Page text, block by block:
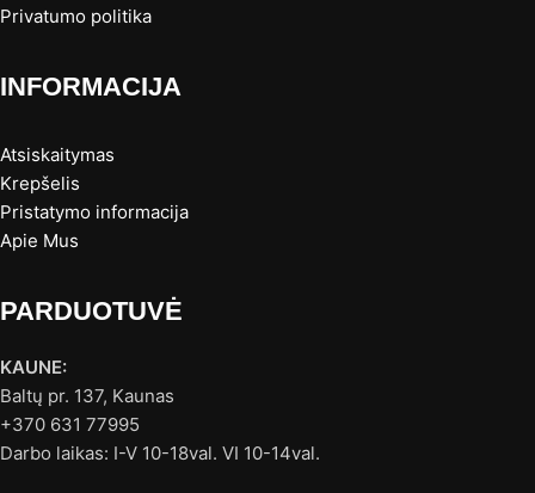
Privatumo politika
INFORMACIJA
Atsiskaitymas
Krepšelis
Pristatymo informacija
Apie Mus
PARDUOTUVĖ
KAUNE:
Baltų pr. 137, Kaunas
+370 631 77995
Darbo laikas: I-V 10-18val. VI 10-14val.